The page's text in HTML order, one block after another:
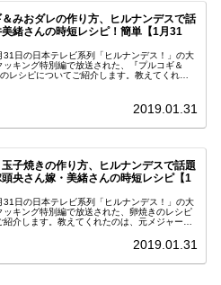
みおダレの作り方、ヒルナンデスで話
緒さんの時短レシピ！簡単【1月31
31日の日本テレビ系列「ヒルナンデス！」の大
ッキング特別編で放送された、『プルコギ＆
レシピについてご紹介します。教えてくれた
2019.01.31
子焼きの作り方、ヒルナンデスで話題
央さん嫁・美緒さんの時短レシピ【1
31日の日本テレビ系列「ヒルナンデス！」の大
ッキング特別編で放送された、卵焼きのレシピ
紹介します。教えてくれたのは、元メジャーリ
2019.01.31